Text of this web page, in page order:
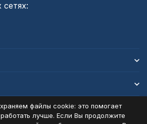
файлы cookie: это помогает
лучше. Если Вы продолжите